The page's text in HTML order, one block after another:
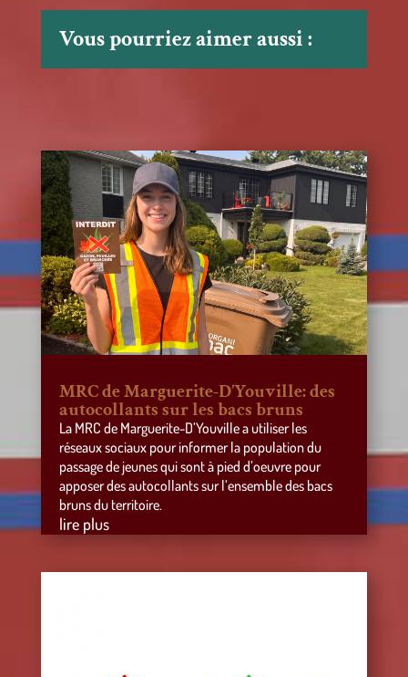
Vous pourriez aimer aussi :
MRC de Marguerite-D’Youville: des
autocollants sur les bacs bruns
La MRC de Marguerite-D’Youville a utiliser les
réseaux sociaux pour informer la population du
passage de jeunes qui sont à pied d’oeuvre pour
apposer des autocollants sur l’ensemble des bacs
bruns du territoire.
lire plus